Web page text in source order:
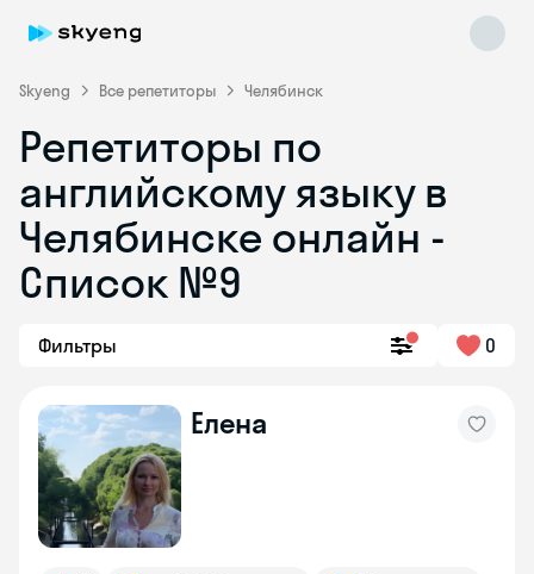
Skyeng Все репетиторы Челябинск
Репетиторы по
английскому языку в
Челябинске онлайн -
Список №9
Фильтры 0
Елена